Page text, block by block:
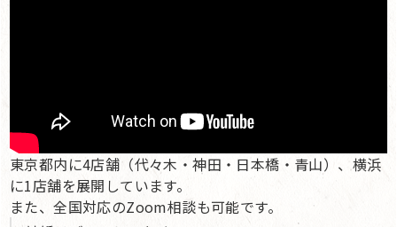
東京都内に4店舗（代々木・神田・日本橋・青山）、横浜
に1店舗を展開しています。
また、全国対応のZoom相談も可能です。